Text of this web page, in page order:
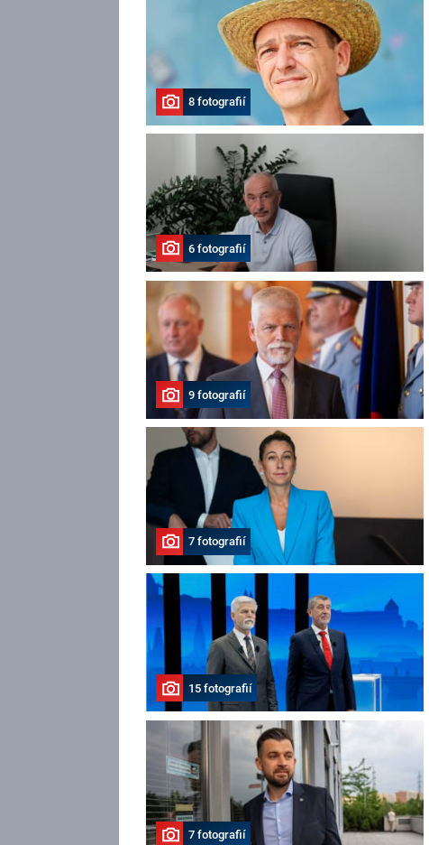
8 fotografií
6 fotografií
9 fotografií
7 fotografií
15 fotografií
7 fotografií